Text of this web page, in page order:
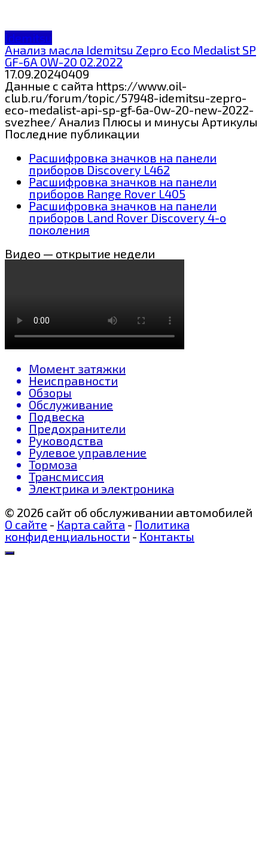
Idemitsu
Анализ масла Idemitsu Zepro Eco Medalist SP
GF-6A 0W-20 02.2022
17.09.20240409
Данные с сайта https://www.oil-
club.ru/forum/topic/57948-idemitsu-zepro-
eco-medalist-api-sp-gf-6a-0w-20-new-2022-
svezhee/ Анализ Плюсы и минусы Артикулы
Последние публикации
Расшифровка значков на панели
приборов Discovery L462
Расшифровка значков на панели
приборов Range Rover L405
Расшифровка значков на панели
приборов Land Rover Discovery 4-о
поколения
Видео — открытие недели
Момент затяжки
Неисправности
Обзоры
Обслуживание
Подвеска
Предохранители
Руководства
Рулевое управление
Тормоза
Трансмиссия
Электрика и электроника
© 2026 сайт об обслуживании автомобилей
О сайте - Карта сайта - Политика
конфиденциальности - Контакты